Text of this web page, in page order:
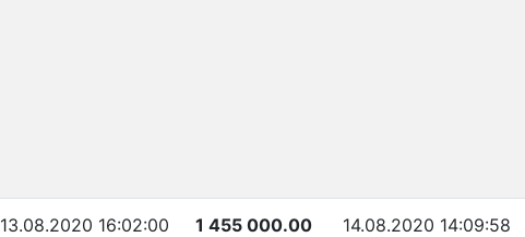
13.08.2020 16:02:00 1 455 000.00 14.08.2020 14:09:58